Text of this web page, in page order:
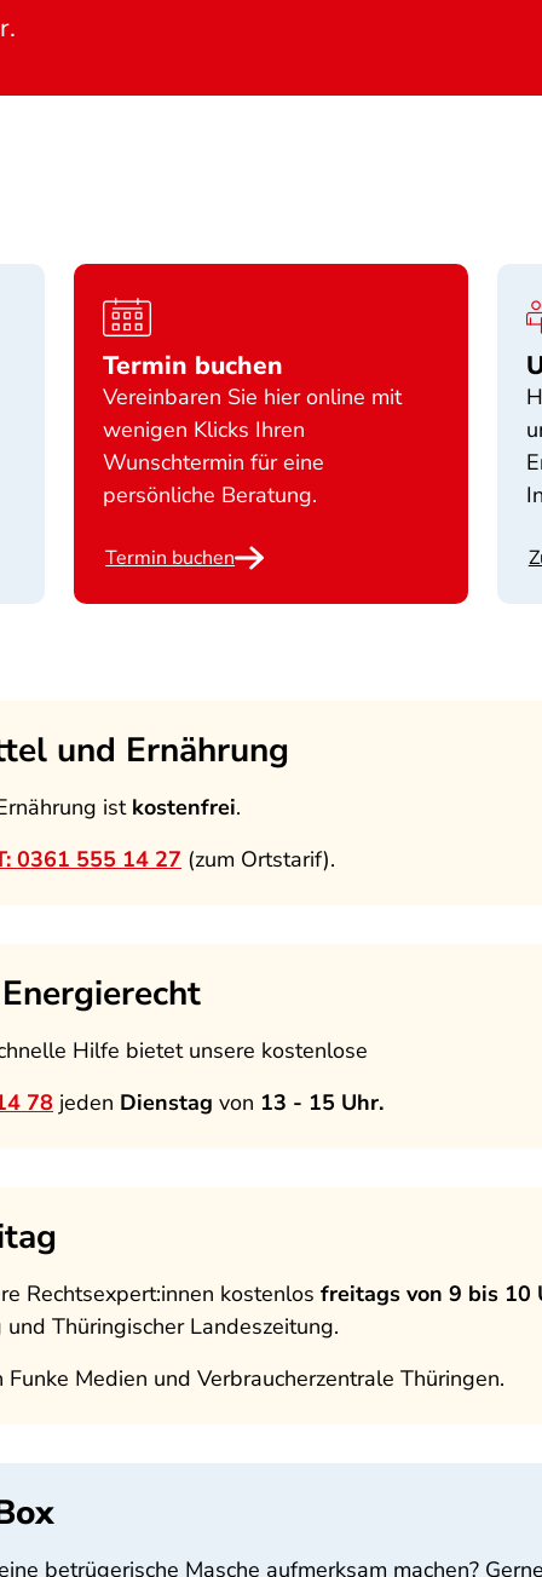
Termin buchen
Vereinbaren Sie hier online mit
wenigen Klicks Ihren
Wunschtermin für eine
persönliche Beratung.
Termin buchen
und Ernährung
ist kostenfrei.
0361 555 14 27 (zum Ortstarif).
Hilfe bietet unsere kostenlose
78 jeden Dienstag von 13 - 15 Uhr.
Rechtsexpert:innen kostenlos freitags von 9 bis 10
Thüringischer Landeszeitung.
Medien und Verbraucherzentrale Thüringen.
betrügerische Masche aufmerksam machen?